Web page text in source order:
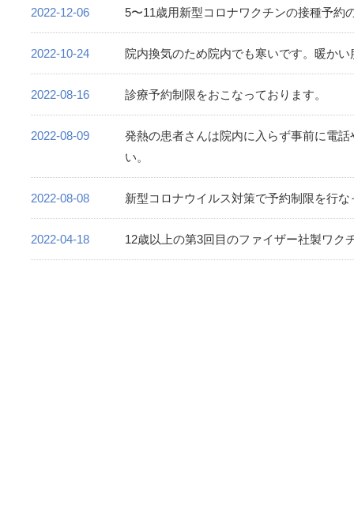
2022-12-06 5〜11歳用新型コロナワクチンの接種予約
2022-10-24 院内換気のため院内でも寒いです。暖か
2022-08-16 診療予約制限をおこなっております。
2022-08-09
発熱の患者さんは院内に入らず事前に電
い。
2022-08-08 新型コロナウイルス対策で予約制限を行
2022-04-18 12歳以上の第3回目のファイザー社製ワク